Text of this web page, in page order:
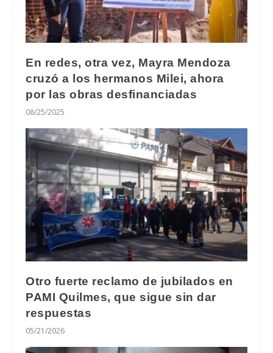
En redes, otra vez, Mayra Mendoza
cruzó a los hermanos Milei, ahora
por las obras desfinanciadas
08/25/2025
Otro fuerte reclamo de jubilados en
PAMI Quilmes, que sigue sin dar
respuestas
05/21/2026